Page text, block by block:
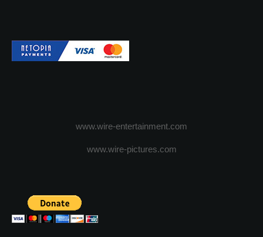
www.wire-entertainment.com
www.wire-pictures.com